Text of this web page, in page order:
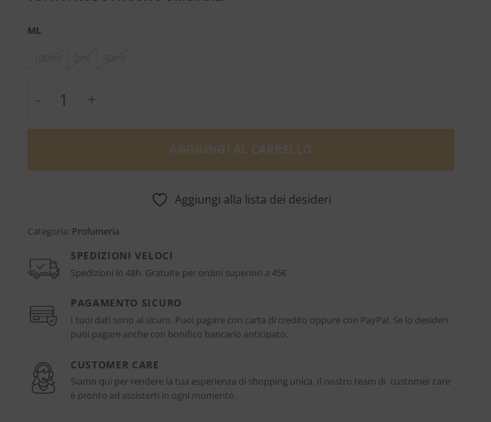
ML
100ml 50ml
Central Park West - Bond No 9 quantità
AGGIUNGI AL CARRELLO
Aggiungi alla lista dei desideri
Categoria: Profumeria
SPEDIZIONI VELOCI
Spedizioni in 48h. Gratuite per ordini superiori a 45€
PAGAMENTO SICURO
I tuoi dati sono al sicuro. Puoi pagare con carta di credito oppure con PayPal. Se lo desideri
puoi pagare anche con bonifico bancario anticipato.
CUSTOMER CARE
Siamo qui per rendere la tua esperienza di shopping unica. Il nostro team di customer care
è pronto ad assisterti in ogni momento.